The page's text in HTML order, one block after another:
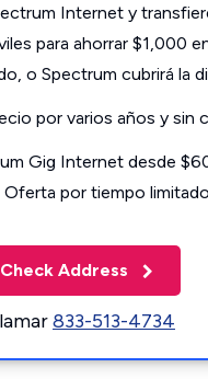
Internet y
para ahorrar $1,000
o Spectrum cubrirá la
por varios años y sin
Gig Internet desde
Oferta por tiempo
Check Address
833-513-4734